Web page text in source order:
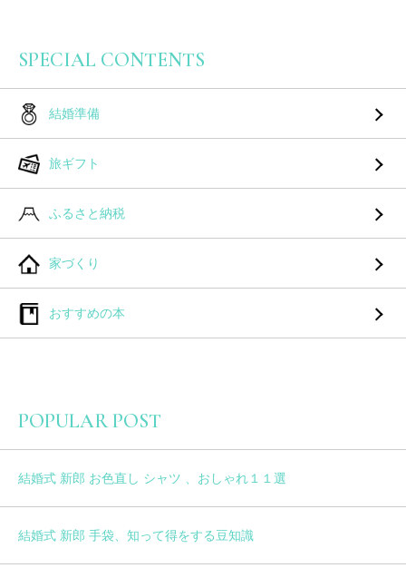
SPECIAL CONTENTS
結婚準備
旅ギフト
ふるさと納税
家づくり
おすすめの本
POPULAR POST
結婚式 新郎 お色直し シャツ 、おしゃれ１１選
結婚式 新郎 手袋、知って得をする豆知識